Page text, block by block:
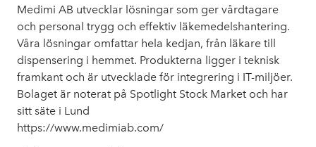
Medimi AB utvecklar lösningar som ger vårdtagare
och personal trygg och effektiv läkemedelshantering.
Våra lösningar omfattar hela kedjan, från läkare till
dispensering i hemmet. Produkterna ligger i teknisk
framkant och är utvecklade för integrering i IT-miljöer.
Bolaget är noterat på Spotlight Stock Market och har
sitt säte i Lund
https://www.medimiab.com/